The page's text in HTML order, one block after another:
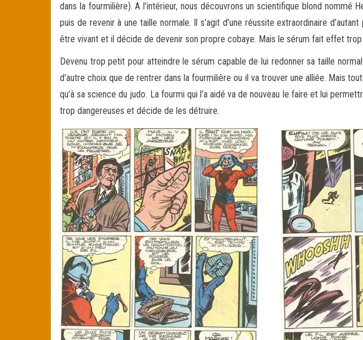
dans la fourmilière). A l’intérieur, nous découvrons un scientifique blond
puis de revenir à une taille normale. Il s’agit d’une réussite extraordinaire
être vivant et il décide de devenir son propre cobaye. Mais le sérum fait effet
Devenu trop petit pour atteindre le sérum capable de lui redonner sa taille
d’autre choix que de rentrer dans la fourmilière ou il va trouver une alliée. Mais
qu’à sa science du judo. La fourmi qui l’a aidé va de nouveau le faire et lui
trop dangereuses et décide de les détruire.